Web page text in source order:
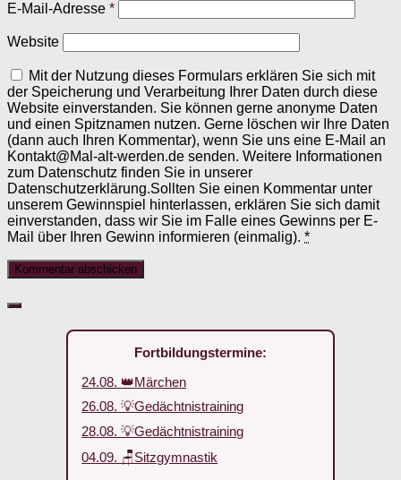
E-Mail-Adresse *
Website
Mit der Nutzung dieses Formulars erklären Sie sich mit
der Speicherung und Verarbeitung Ihrer Daten durch diese
Website einverstanden. Sie können gerne anonyme Daten
und einen Spitznamen nutzen. Gerne löschen wir Ihre Daten
(dann auch Ihren Kommentar), wenn Sie uns eine E-Mail an
Kontakt@Mal-alt-werden.de senden. Weitere Informationen
zum Datenschutz finden Sie in unserer
Datenschutzerklärung.Sollten Sie einen Kommentar unter
unserem Gewinnspiel hinterlassen, erklären Sie sich damit
einverstanden, dass wir Sie im Falle eines Gewinns per E-
Mail über Ihren Gewinn informieren (einmalig). *
Fortbildungstermine:
24.08. 👑Märchen
26.08. 💡Gedächtnistraining
28.08. 💡Gedächtnistraining
04.09. 🪑Sitzgymnastik